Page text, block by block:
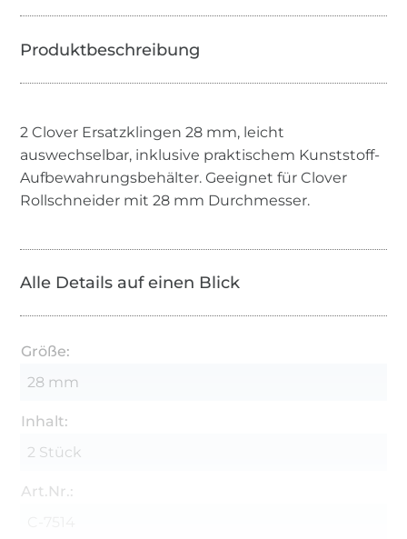
2 Clover Ersatzklingen 28 mm, leicht
auswechselbar, inklusive praktischem Kunststoff-
Aufbewahrungsbehälter. Geeignet für Clover
Rollschneider mit 28 mm Durchmesser.
Alle Details auf einen Blick
Größe:
28 mm
Inhalt:
2 Stück
Art.Nr.: